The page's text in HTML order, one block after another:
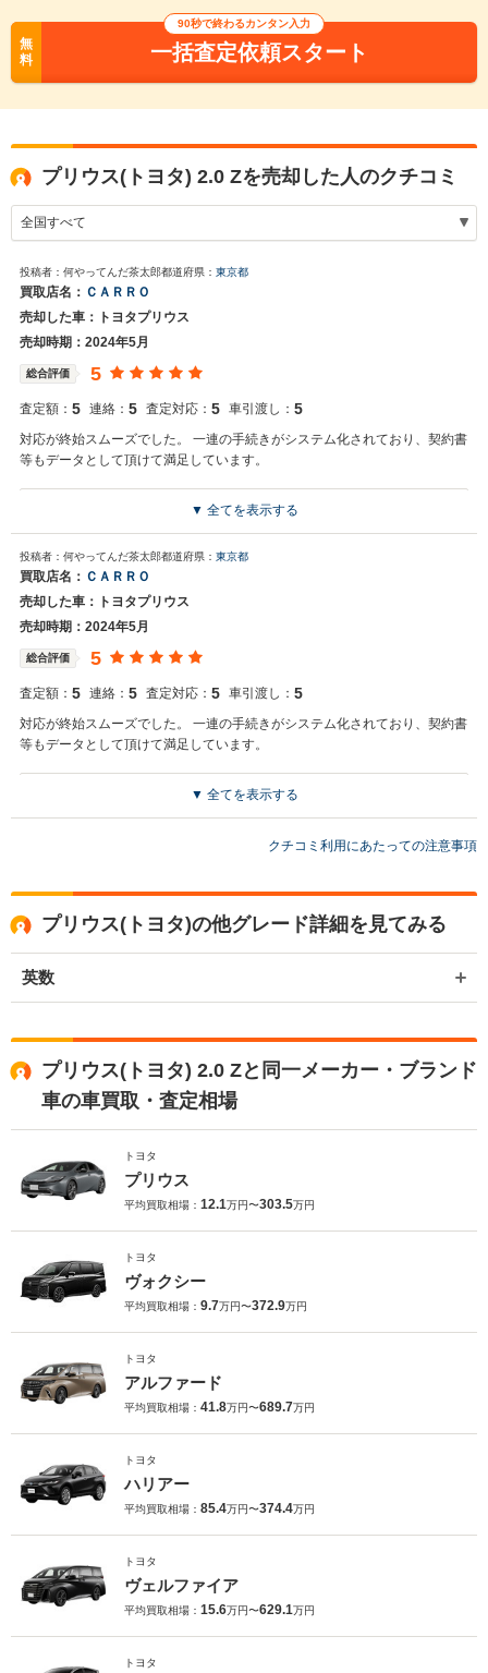
無
料
90秒で終わるカンタン入力
一括査定依頼スタート
プリウス(トヨタ) 2.0 Zを売却した人のクチコミ
投稿者：何やってんだ茶太郎都道府県： 東京都
買取店名： ＣＡＲＲＯ
売却した車：トヨタプリウス
売却時期：2024年5月
総合評価 5
査定額： 5 連絡： 5 査定対応： 5 車引渡し： 5
対応が終始スムーズでした。 一連の手続きがシステム化されており、契約書
等もデータとして頂けて満足しています。
にありがとうございます。 また、お預かりも県を越えてご来店頂き大
変感謝しております。 ご満足頂ける金額及びサービスをご提供出来た
ことを嬉しく思います。 今後ともカーロテックのご利用をお待ちして
おります。
▼ 全てを表示する
投稿者：何やってんだ茶太郎都道府県： 東京都
買取店名： ＣＡＲＲＯ
売却した車：トヨタプリウス
売却時期：2024年5月
総合評価 5
査定額： 5 連絡： 5 査定対応： 5 車引渡し： 5
対応が終始スムーズでした。 一連の手続きがシステム化されており、契約書
等もデータとして頂けて満足しています。
まことに有難うございました。 お預かり時に、県を越えて店舗までお
▼ 全てを表示する
クチコミ利用にあたっての注意事項
プリウス(トヨタ)の他グレード詳細を見てみる
英数
プリウス(トヨタ) 2.0 Zと同一メーカー・ブランド
車の車買取・査定相場
トヨタ
プリウス
平均買取相場： 12.1万円〜303.5万円
トヨタ
ヴォクシー
平均買取相場： 9.7万円〜372.9万円
トヨタ
アルファード
平均買取相場： 41.8万円〜689.7万円
トヨタ
ハリアー
平均買取相場： 85.4万円〜374.4万円
トヨタ
ヴェルファイア
平均買取相場： 15.6万円〜629.1万円
トヨタ